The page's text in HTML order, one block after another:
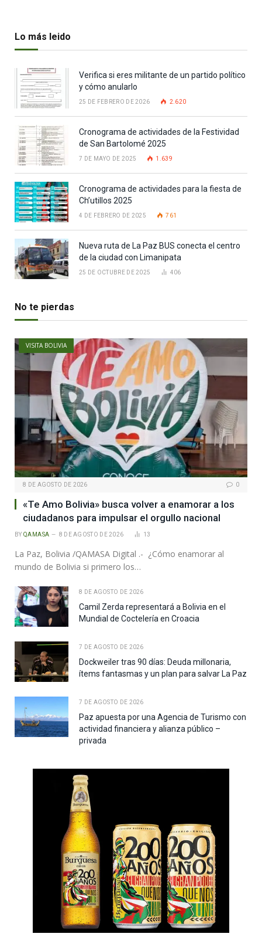
Lo más leido
Verifica si eres militante de un partido político
y cómo anularlo
25 DE FEBRERO DE 2026 2.620
Cronograma de actividades de la Festividad
de San Bartolomé 2025
7 DE MAYO DE 2025 1.639
Cronograma de actividades para la fiesta de
Ch’utillos 2025
4 DE FEBRERO DE 2025 761
Nueva ruta de La Paz BUS conecta el centro
de la ciudad con Limanipata
25 DE OCTUBRE DE 2025 406
No te pierdas
VISITA BOLIVIA
8 DE AGOSTO DE 2026 0
«Te Amo Bolivia» busca volver a enamorar a los
ciudadanos para impulsar el orgullo nacional
BY QAMASA 8 DE AGOSTO DE 2026 13
La Paz, Bolivia /QAMASA Digital .- ¿Cómo enamorar al
mundo de Bolivia si primero los…
8 DE AGOSTO DE 2026
Camil Zerda representará a Bolivia en el
Mundial de Coctelería en Croacia
7 DE AGOSTO DE 2026
Dockweiler tras 90 días: Deuda millonaria,
ítems fantasmas y un plan para salvar La Paz
7 DE AGOSTO DE 2026
Paz apuesta por una Agencia de Turismo con
actividad financiera y alianza público –
privada